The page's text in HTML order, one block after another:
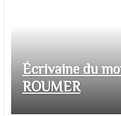
Écrivaine du
ROUMER